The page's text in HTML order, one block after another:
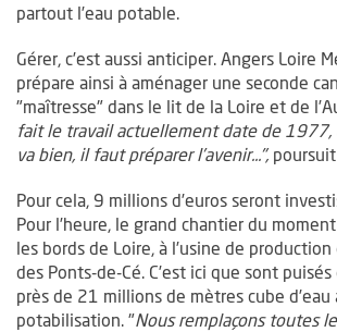
partout l’eau potable.
Gérer, c’est aussi anticiper. Angers Loire
prépare ainsi à aménager une seconde
"maîtresse" dans le lit de la Loire et de
fait le travail actuellement date de
va bien, il faut préparer l’avenir...",
Pour cela, 9 millions d’euros seront
Pour l’heure, le grand chantier du
les bords de Loire, à l’usine de production
des Ponts-de-Cé. C’est ici que sont
près de 21 millions de mètres cube d’eau
potabilisation. "Nous remplaçons toutes